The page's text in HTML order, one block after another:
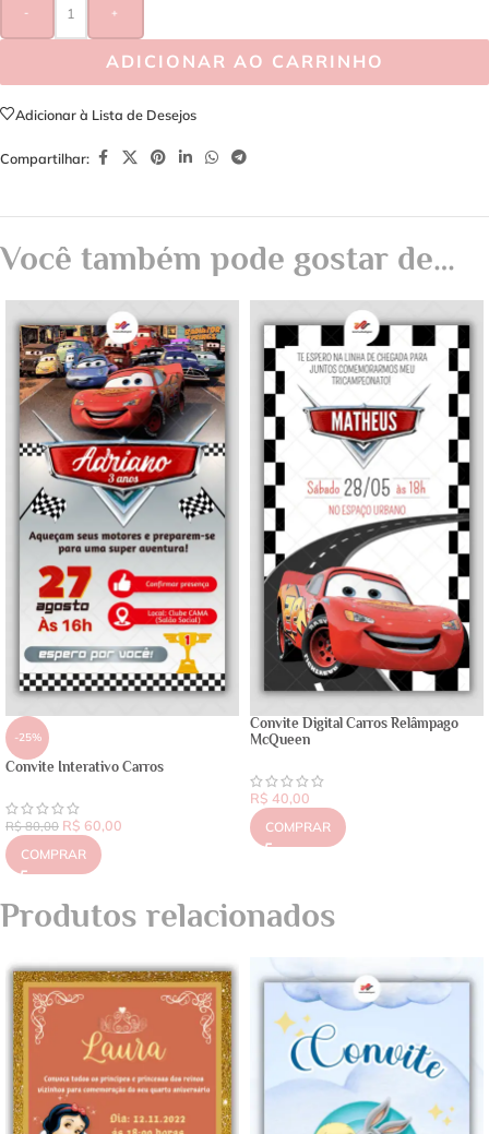
- +
ADICIONAR AO CARRINHO
Adicionar à Lista de Desejos
Compartilhar:
Você também pode gostar de…
-25%
Convite Interativo Carros
R$80,00 R$ 60,00
COMPRAR
Convite Digital Carros Relâmpago
McQueen
R$ 40,00
COMPRAR
Produtos relacionados